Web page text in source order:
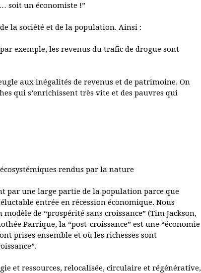
soit un économiste !”
la société et de la population. Ainsi :
exemple, les revenus du trafic de drogue sont
aux inégalités de revenus et de patrimoine. On
qui s’enrichissent très vite et des pauvres qui
rendus par la nature
par une large partie de la population parce que
entrée en récession économique. Nous
de “prospérité sans croissance” (Tim Jackson,
Parrique, la “post-croissance” est une “économie
prises ensemble et où les richesses sont
et ressources, relocalisée, circulaire et régénérative,